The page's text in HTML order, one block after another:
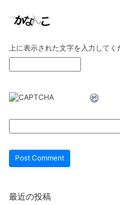
上に表示された文字を入力してく
最近の投稿